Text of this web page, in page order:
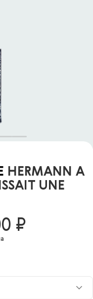
HERMANN A
UNE
₽